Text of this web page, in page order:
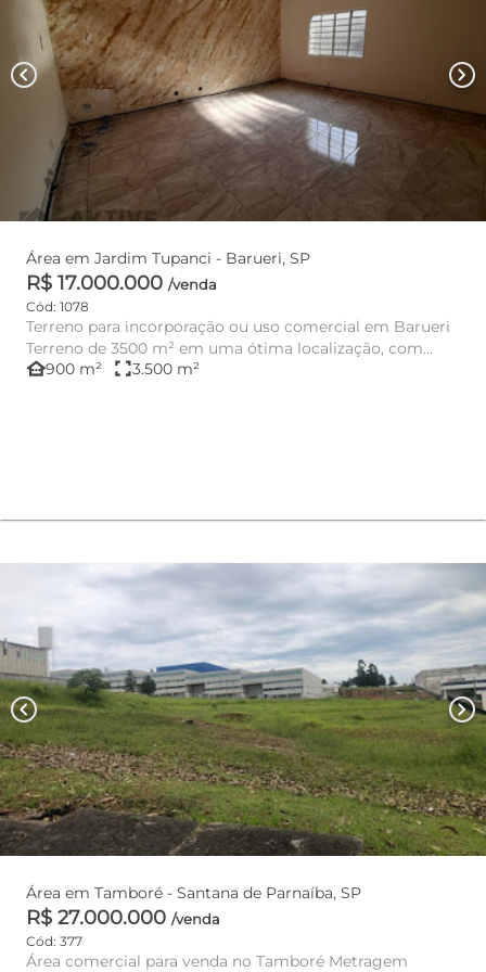
chevron_left chevron_right
Área em Jardim Tupanci - Barueri, SP
R$ 17.000.000 /venda
Cód: 1078
Terreno para incorporação ou uso comercial em Barueri
Terreno de 3500 m² em uma ótima localização, com
galpão medin...
other_houses900 m² fullscreen3.500 m²
chevron_left chevron_right
Área em Tamboré - Santana de Parnaíba, SP
R$ 27.000.000 /venda
Cód: 377
Área comercial para venda no Tamboré Metragem